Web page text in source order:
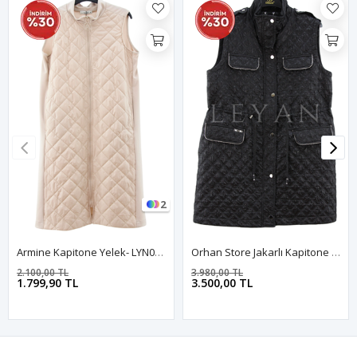
2
Armine Kapitone Yelek- LYN03451 Bej
1.799,90 TL
2.100,00 TL
Orhan Store Jakarlı Kapitone Yelek- LYN04198 Siyah
3.500,00 TL
3.980,00 TL